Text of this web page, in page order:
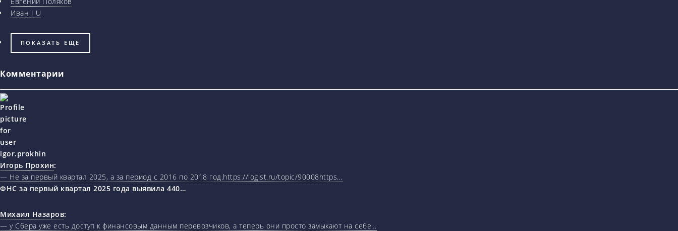
Иван I U
ПОКАЗАТЬ ЕЩЁ
Комментарии
Игорь Прохин:
— Не за первый квартал 2025, а за период с 2016 по 2018 год.https://logist.ru/topic/90008https…
ФНС за первый квартал 2025 года выявила 440…
Михаил Назаров:
— у Сбера уже есть доступ к финансовым данным перевозчиков, а теперь они просто замыкают на себе…